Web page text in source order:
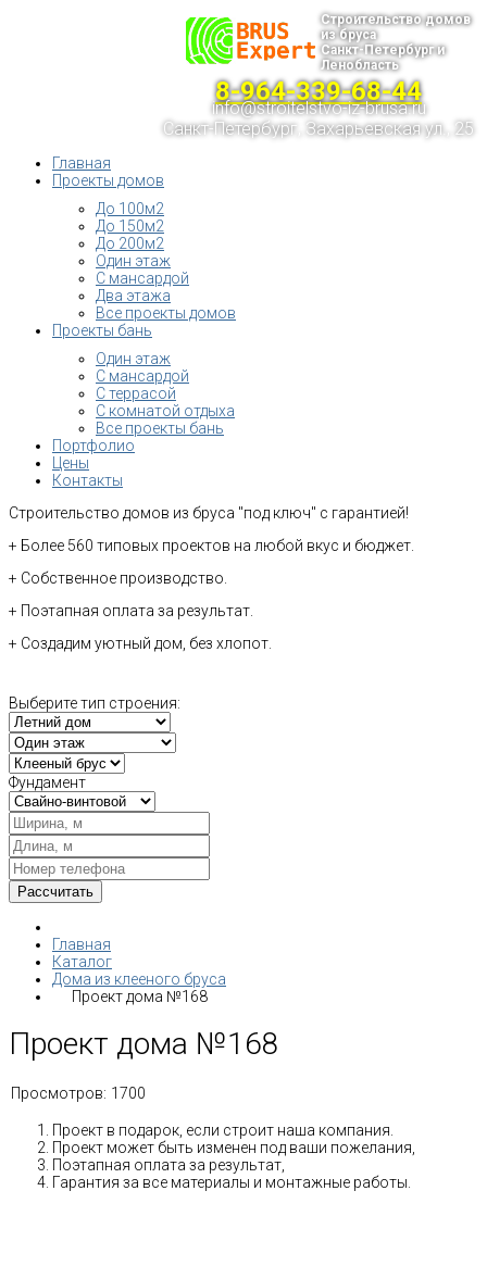
Строительство домов
из бруса
Санкт-Петербург и
Ленобласть
8-964-339-68-44
info@stroitelstvo-iz-brusa.ru
Санкт-Петербург, Захарьевская ул., 25
Главная
Проекты домов
До 100м2
До 150м2
До 200м2
Один этаж
С мансардой
Два этажа
Все проекты домов
Проекты бань
Один этаж
С мансардой
С террасой
С комнатой отдыха
Все проекты бань
Портфолио
Цены
Контакты
Строительство домов из бруса "под ключ" с гарантией!
+ Более 560 типовых проектов на любой вкус и бюджет.
+ Собственное производство.
+ Поэтапная оплата за результат.
+ Создадим уютный дом, без хлопот.
Выберите тип строения:
Фундамент
Главная
Каталог
Дома из клееного бруса
Проект дома №168
Проект дома №168
Просмотров: 1700
Проект в подарок, если строит наша компания.
Проект может быть изменен под ваши пожелания,
Поэтапная оплата за результат,
Гарантия за все материалы и монтажные работы.